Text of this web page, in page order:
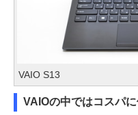
VAIO S13
VAIOの中ではコスパ